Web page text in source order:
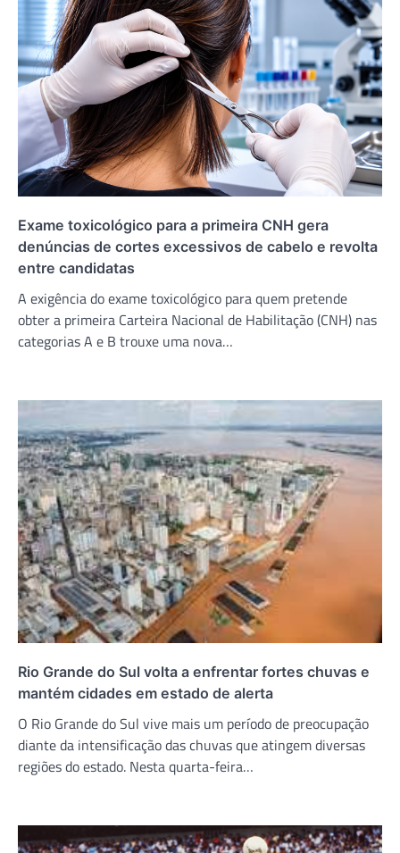
Exame toxicológico para a primeira CNH gera
denúncias de cortes excessivos de cabelo e revolta
entre candidatas
A exigência do exame toxicológico para quem pretende
obter a primeira Carteira Nacional de Habilitação (CNH) nas
categorias A e B trouxe uma nova…
Rio Grande do Sul volta a enfrentar fortes chuvas e
mantém cidades em estado de alerta
O Rio Grande do Sul vive mais um período de preocupação
diante da intensificação das chuvas que atingem diversas
regiões do estado. Nesta quarta-feira…